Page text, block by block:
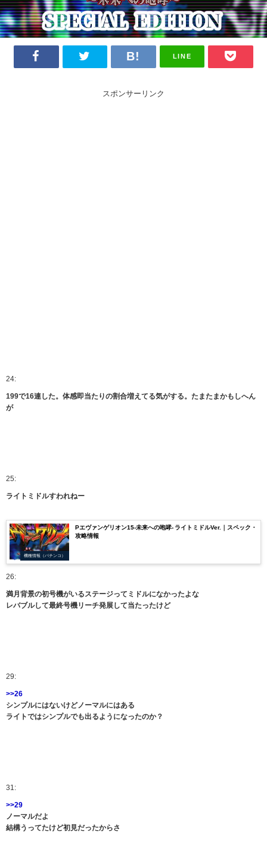
LINE
スポンサーリンク
24:
199で16連した。体感即当たりの割合増えてる気がする。たまたまかもしへん
が
25:
ライトミドルすわれねー
機種情報（パチンコ）
Pエヴァンゲリオン15-未来への咆哮- ライトミドルVer.｜スペック・
攻略情報
26:
満月背景の初号機がいるステージってミドルになかったよな
レバブルして最終号機リーチ発展して当たったけど
29:
>>26
シンプルにはないけどノーマルにはある
ライトではシンプルでも出るようになったのか？
31:
>>29
ノーマルだよ
結構うってたけど初見だったからさ